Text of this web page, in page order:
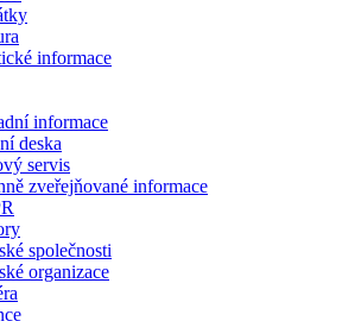
informace
informace
deska
servis
zveřejňované informace
společnosti
organizace